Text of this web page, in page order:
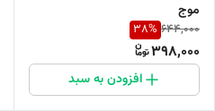
موج
644,000
38%
398,000
افزودن به سبد